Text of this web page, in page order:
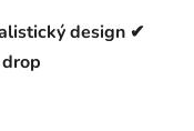
design ✔